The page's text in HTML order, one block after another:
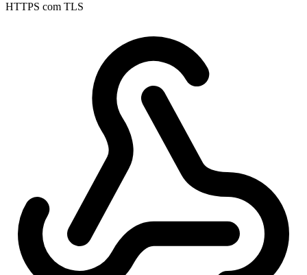
HTTPS com TLS